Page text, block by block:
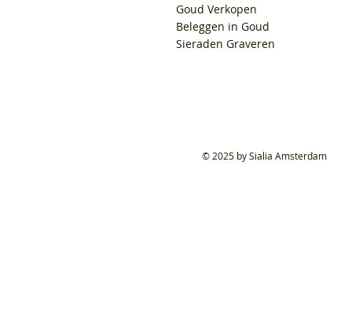
Goud Verkopen
Beleggen in Goud
Sieraden Graveren
© 2025 by Sialia Amsterdam